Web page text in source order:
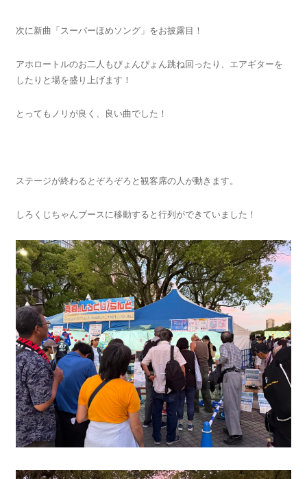
次に新曲「スーパーほめソング」をお披露目！
アホロートルのお二人もぴょんぴょん跳ね回ったり、エアギターを
したりと場を盛り上げます！
とってもノリが良く、良い曲でした！
ステージが終わるとぞろぞろと観客席の人が動きます。
しろくじちゃんブースに移動すると行列ができていました！